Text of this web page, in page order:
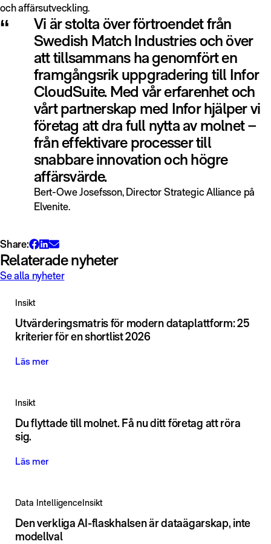
och affärsutveckling.
“
Vi är stolta över förtroendet från
Swedish Match Industries och över
att tillsammans ha genomfört en
framgångsrik uppgradering till Infor
CloudSuite. Med vår erfarenhet och
vårt partnerskap med Infor hjälper vi
företag att dra full nytta av molnet –
från effektivare processer till
snabbare innovation och högre
affärsvärde.
Bert-Owe Josefsson, Director Strategic Alliance på
Elvenite.
Share:
Relaterade nyheter
Se alla nyheter
Insikt
Utvärderingsmatris för modern dataplattform: 25
kriterier för en shortlist 2026
Läs mer
Insikt
Du flyttade till molnet. Få nu ditt företag att röra
sig.
Läs mer
Data Intelligence Insikt
Den verkliga AI-flaskhalsen är dataägarskap, inte
modellval